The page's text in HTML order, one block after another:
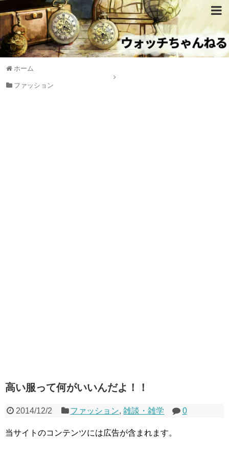
ホーム
ファッション
高い服って何がいいんだよ！！
2014/12/2 ファッション,雑談・雑学 0
当サイトのコンテンツには広告が含まれます。